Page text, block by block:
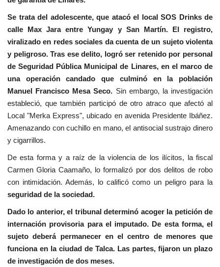
Se trata del adolescente, que atacó el local SOS Drinks de
calle Max Jara entre Yungay y San Martín. El registro,
viralizado en redes sociales da cuenta de un sujeto violenta
y peligroso. Tras ese delito, logró ser retenido por personal
de Seguridad Pública Municipal de Linares, en el marco de
una operación candado que culminó en la población
Manuel Francisco Mesa Seco. Sin embargo, la investigación
estableció, que también participó de otro atraco que afectó al
Local "Merka Express", ubicado en avenida Presidente Ibáñez.
Amenazando con cuchillo en mano, el antisocial sustrajo dinero
y cigarrillos.
De esta forma y a raíz de la violencia de los ilícitos, la fiscal
Carmen Gloria Caamaño, lo formalizó por dos delitos de robo
con intimidación. Además, lo calificó como un peligro para la
seguridad de la sociedad.
Dado lo anterior, el tribunal determinó acoger la petición de
internación provisoria para el imputado. De esta forma, el
sujeto deberá permanecer en el centro de menores que
funciona en la ciudad de Talca. Las partes, fijaron un plazo
de investigación de dos meses.